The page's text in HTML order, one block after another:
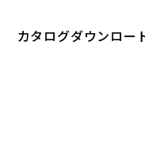
カタログダウンロー